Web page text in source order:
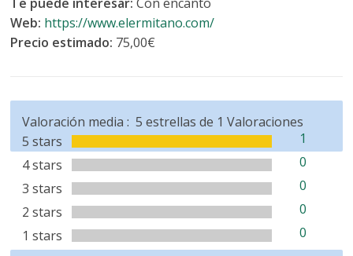
Web: https://www.elermitano.com/
Precio estimado: 75,00€
Valoración media :
5 stars
1
4 stars
0
3 stars
0
2 stars
0
1 stars
0
5 estrellas de 1 Valoraciones